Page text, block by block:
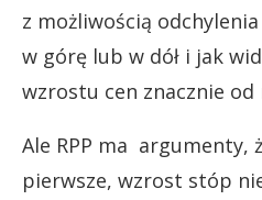
z możliwością
w górę lub w dół i jak
wzrostu cen znacznie od
Ale RPP ma argumenty,
pierwsze, wzrost stóp